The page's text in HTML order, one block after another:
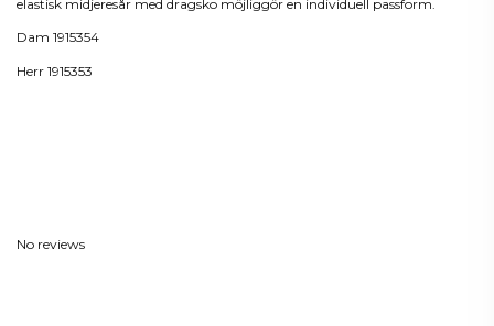
elastisk midjeresår med dragsko möjliggör en individuell passform.
Dam 1915354
Herr 1915353
No reviews